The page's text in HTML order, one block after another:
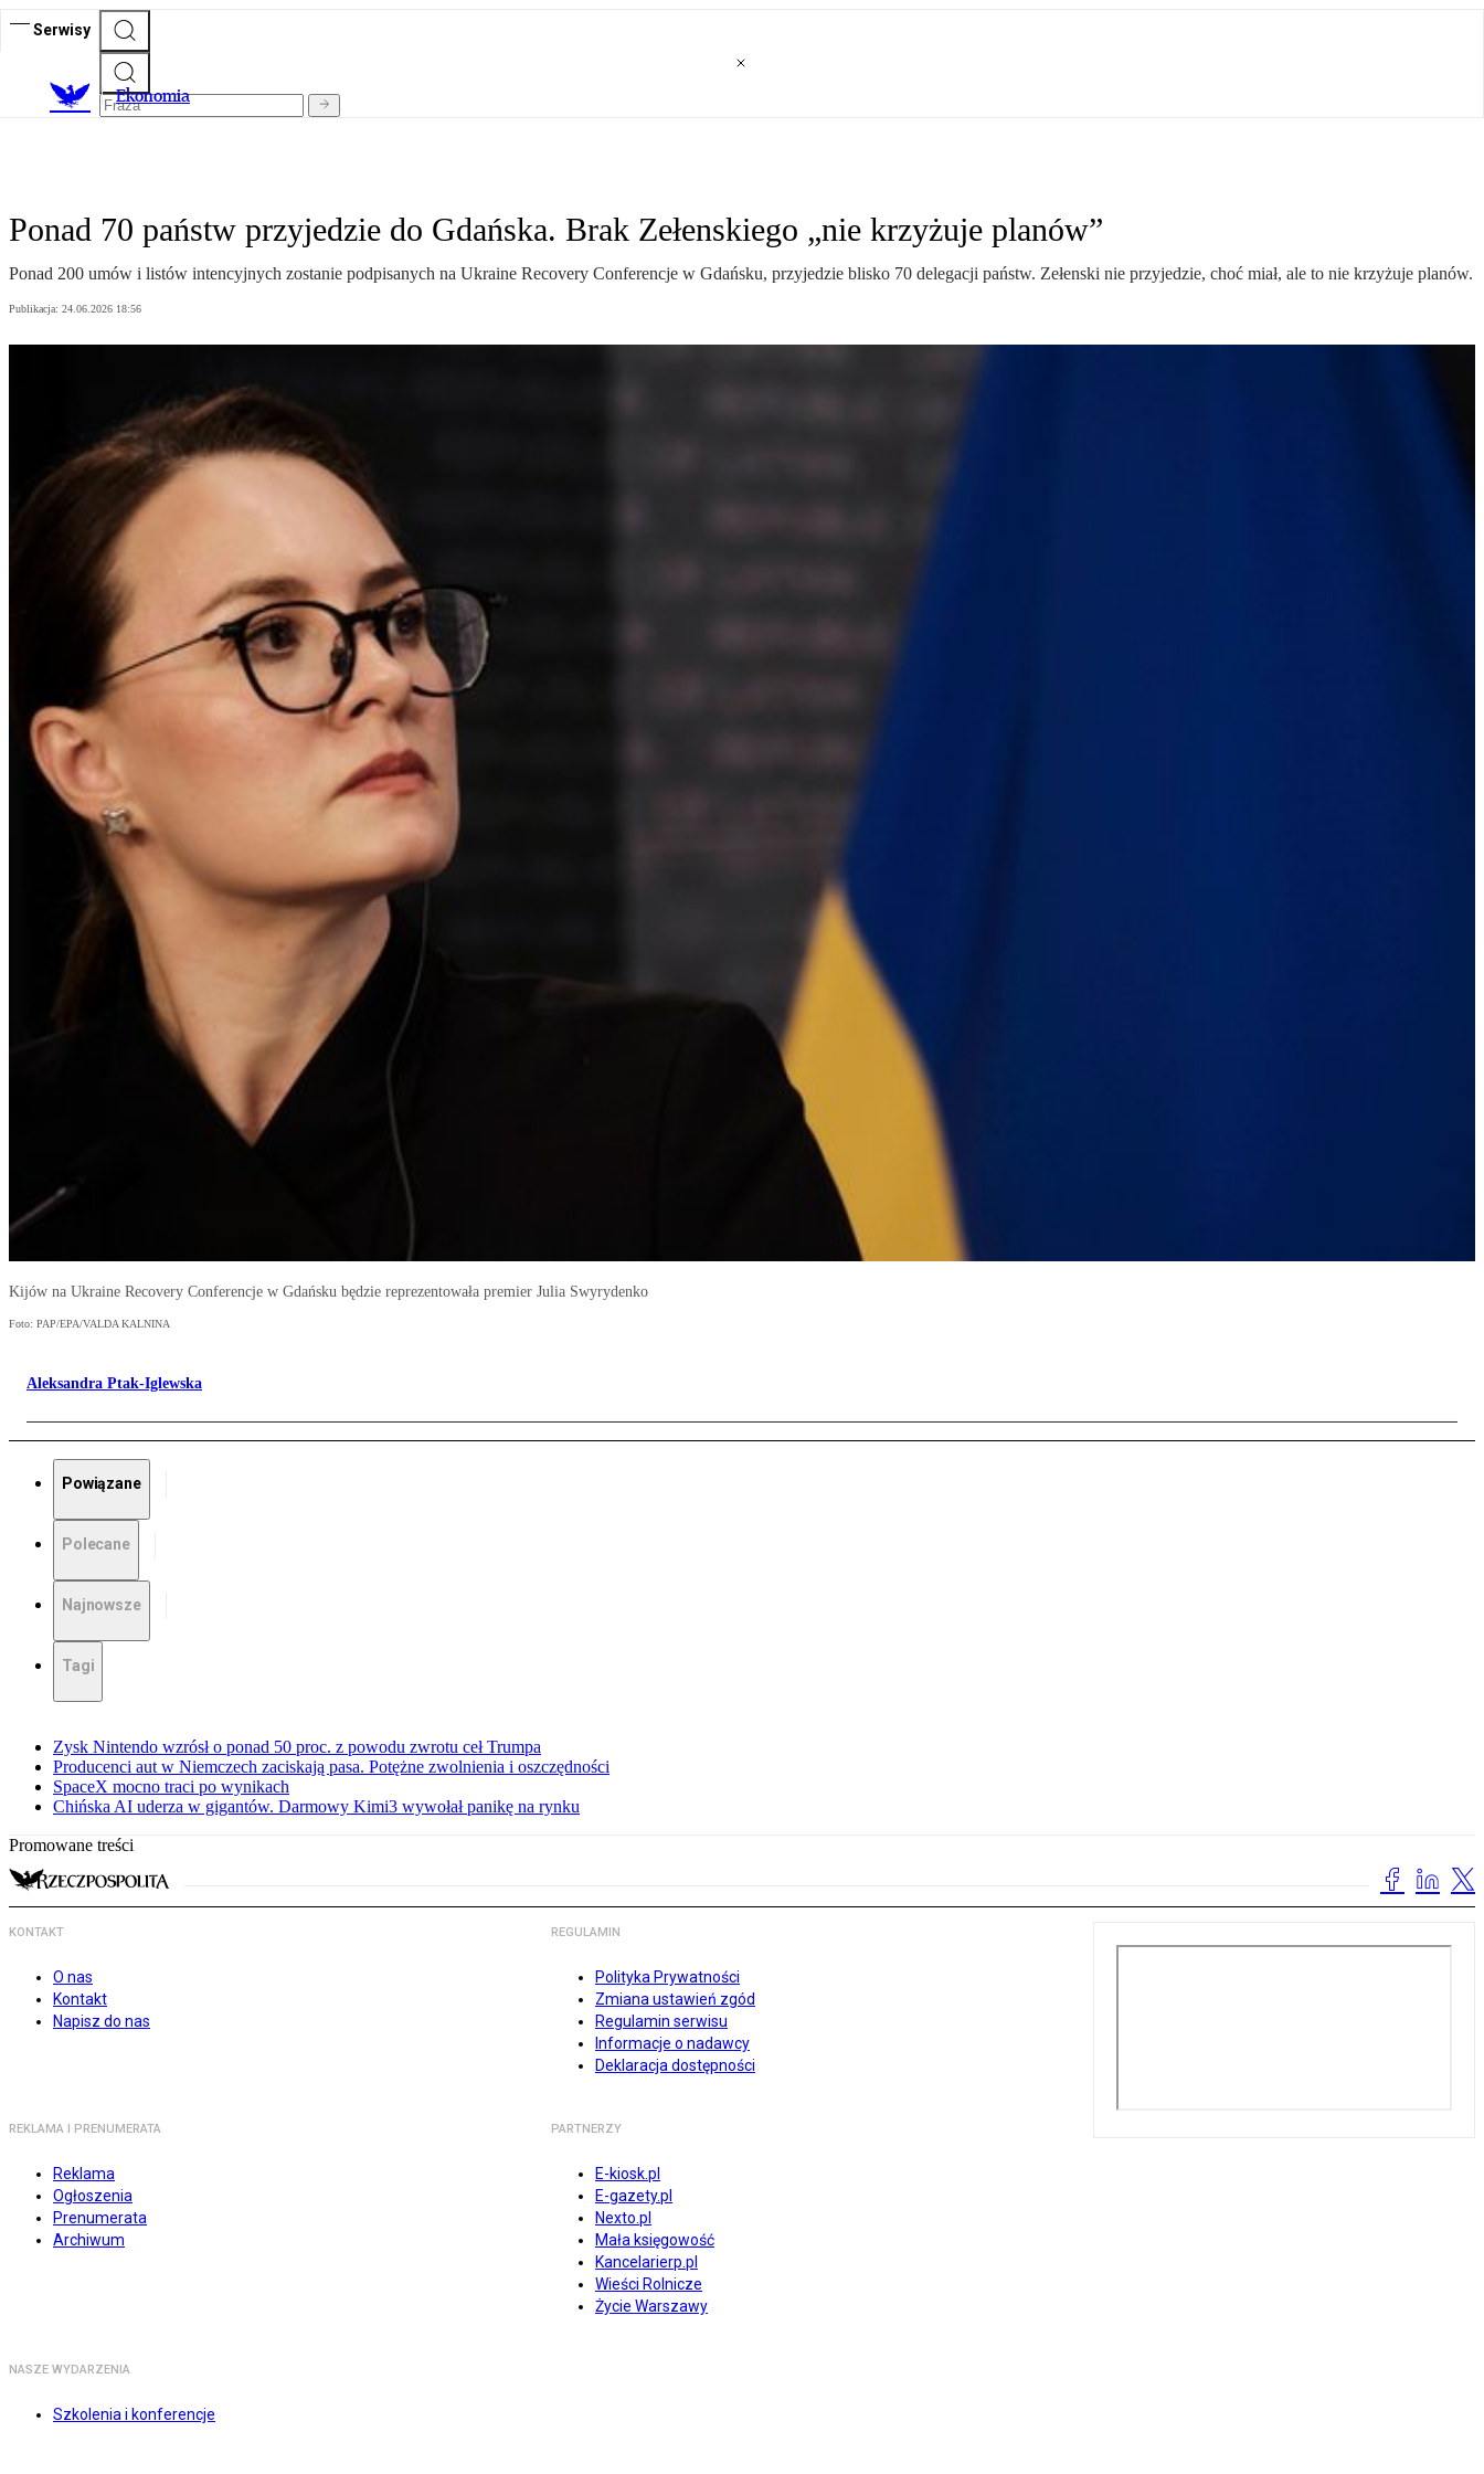
Serwisy
Ekonomia
Ponad 70 państw przyjedzie do Gdańska. Brak Zełenskiego „nie krzyżuje planów”
Ponad 200 umów i listów intencyjnych zostanie podpisanych na Ukraine Recovery Conferencje w Gdańsku, przyjedzie blisko 70 delegacji państw. Zełenski nie przyjedzie, choć miał, ale to nie krzyżuje planów.
Publikacja: 24.06.2026 18:56
Kijów na Ukraine Recovery Conferencje w Gdańsku będzie reprezentowała premier Julia Swyrydenko
Foto: PAP/EPA/VALDA KALNINA
Aleksandra Ptak-Iglewska
Powiązane
Polecane
Najnowsze
Tagi
Zysk Nintendo wzrósł o ponad 50 proc. z powodu zwrotu ceł Trumpa
Producenci aut w Niemczech zaciskają pasa. Potężne zwolnienia i oszczędności
SpaceX mocno traci po wynikach
Chińska AI uderza w gigantów. Darmowy Kimi3 wywołał panikę na rynku
Promowane treści
KONTAKT
O nas
Kontakt
Napisz do nas
REGULAMIN
Polityka Prywatności
Zmiana ustawień zgód
Regulamin serwisu
Informacje o nadawcy
Deklaracja dostępności
REKLAMA I PRENUMERATA
Reklama
Ogłoszenia
Prenumerata
Archiwum
PARTNERZY
E-kiosk.pl
E-gazety.pl
Nexto.pl
Mała księgowość
Kancelarierp.pl
Wieści Rolnicze
Życie Warszawy
NASZE WYDARZENIA
Szkolenia i konferencje